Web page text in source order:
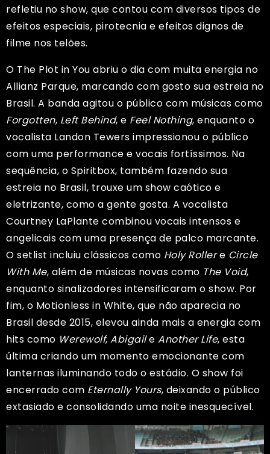
refletiu no show, que contou com diversos tipos de
efeitos especiais, pirotecnia e efeitos dignos de
filme nos telões.
O The Plot in You abriu o dia com muita energia no
Allianz Parque, marcando com gosto sua estreia no
Brasil. A banda agitou o público com músicas como
Forgotten, Left Behind, e Feel Nothing, enquanto o
vocalista Landon Tewers impressionou o público
com uma performance e vocais fortíssimos. Na
sequência, o Spiritbox, também fazendo sua
estreia no Brasil, trouxe um show caótico e
eletrizante, como a gente gosta. A vocalista
Courtney LaPlante combinou vocais intensos e
angelicais com uma presença de palco marcante.
O setlist incluiu clássicos como Holy Rollere Circle
With Me, além de músicas novas como The Void,
enquanto sinalizadores intensificaram o show. Por
fim, o Motionless in White, que não aparecia no
Brasil desde 2015, elevou ainda mais a energia com
hits como Werewolf, Abigaile Another Life, esta
última criando um momento emocionante com
lanternas iluminando todo o estádio. O show foi
encerrado com Eternally Yours, deixando o público
extasiado e consolidando uma noite inesquecível.